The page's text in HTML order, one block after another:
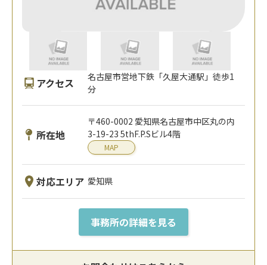
アクセス
名古屋市営地下鉄「久屋大通駅」徒歩1
分
所在地
〒460-0002 愛知県名古屋市中区丸の内
3-19-23 5thF.P.Sビル4階
MAP
対応エリア 愛知県
事務所の詳細を見る